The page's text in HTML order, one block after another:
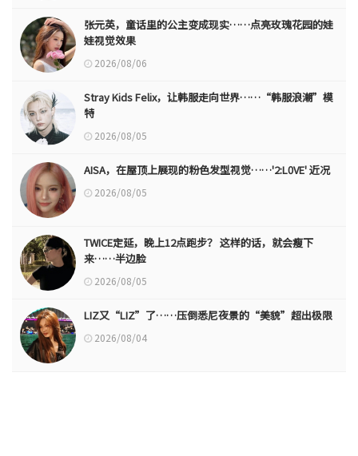
张元英，童话里的公主变成现实……点亮玫瑰花园的娃
娃视觉效果
2026/08/06
Stray Kids Felix，让韩服走向世界……“韩服浪潮”模
特
2026/08/05
AISA，在屋顶上展现的粉色发型视觉……'2:L0VE' 近况
2026/08/05
TWICE定延，晚上12点跑步？ 这样的话，就会瘦下
来……半边脸
2026/08/05
LIZ又“LIZ”了……压倒悉尼夜景的“美貌”超出极限
2026/08/04